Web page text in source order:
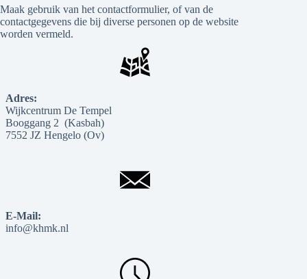
Maak gebruik van het contactformulier, of van de
contactgegevens die bij diverse personen op de website
worden vermeld.
Adres:
Wijkcentrum De Tempel
Booggang 2 (Kasbah)
7552 JZ Hengelo (Ov)
E-Mail:
info@khmk.nl